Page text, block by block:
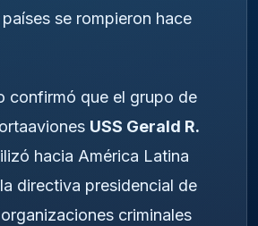
se rompieron hace
confirmó que el grupo de
USS Gerald R.
hacia América Latina
directiva presidencial de
criminales